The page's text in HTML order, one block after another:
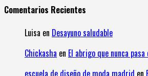
Comentarios Recientes
Luisa en Desayuno saludable
Chickasha en El abrigo que nunca